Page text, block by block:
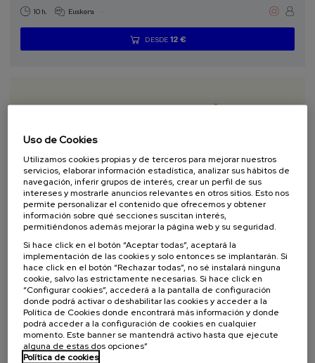
10 h. Euskera .
...
DESDE 12 €
Últimas
plazas
Gratuito
Fecha
pasada
Lista
de
Plazo
de
ECONOMÍA Y EMPRESA SOSTENIBILIDAD
ACTIVIDAD GRATUITA
DSF
CURSO DE VERANO
11. SEP-11. SEP, 2026
Proyectos de economía circular en el
sector primario
10 h. Euskera Español
Gratuito
Uso de Cookies
Utilizamos cookies propias y de terceros para mejorar nuestros
servicios, elaborar información estadística, analizar sus hábitos de
navegación, inferir grupos de interés, crear un perfil de sus
intereses y mostrarle anuncios relevantes en otros sitios. Esto nos
permite personalizar el contenido que ofrecemos y obtener
información sobre qué secciones suscitan interés,
permitiéndonos además mejorar la página web y su seguridad.
Si hace click en el botón “Aceptar todas”, aceptará la
implementación de las cookies y solo entonces se implantarán. Si
hace click en el botón “Rechazar todas”, no sé instalará ninguna
cookie, salvo las estrictamente necesarias. Si hace click en
“Configurar cookies”, accederá a la pantalla de configuración
donde podrá activar o deshabilitar las cookies y acceder a la
Política de Cookies donde encontrará más información y donde
podrá acceder a la configuración de cookies en cualquier
momento. Este banner se mantendrá activo hasta que ejecute
alguna de estas dos opciones”
Política de cookies